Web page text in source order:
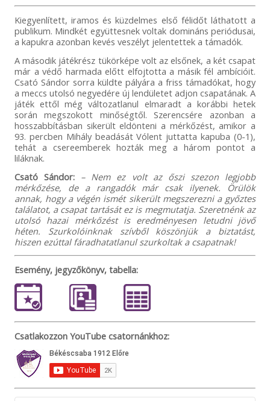
Kiegyenlített, iramos és küzdelmes első félidőt láthatott a
publikum. Mindkét együttesnek voltak domináns periódusai,
a kapukra azonban kevés veszélyt jelentettek a támadók.
A második játékrész tükörképe volt az elsőnek, a két csapat
már a védő harmada előtt elfojtotta a másik fél ambícióit.
Csató Sándor sorra küldte pályára a friss támadókat, hogy
a meccs utolsó negyedére új lendületet adjon csapatának. A
játék ettől még változatlanul elmaradt a korábbi hetek
során megszokott minőségtől. Szerencsére azonban a
hosszabbításban sikerült eldönteni a mérkőzést, amikor a
93. percben Mihály beadását Vólent juttatta kapuba (0-1),
tehát a csereemberek hozták meg a három pontot a
liláknak.
Csató Sándor: – Nem ez volt az őszi szezon legjobb
mérkőzése, de a rangadók már csak ilyenek. Örülök
annak, hogy a végén ismét sikerült megszerezni a győztes
találatot, a csapat tartását ez is megmutatja. Szeretnénk az
utolsó hazai mérkőzést is eredményesen letudni jövő
héten. Szurkolóinknak szívből köszönjük a biztatást,
hiszen ezúttal fáradhatatlanul szurkoltak a csapatnak!
Esemény, jegyzőkönyv, tabella:
Csatlakozzon YouTube csatornánkhoz: